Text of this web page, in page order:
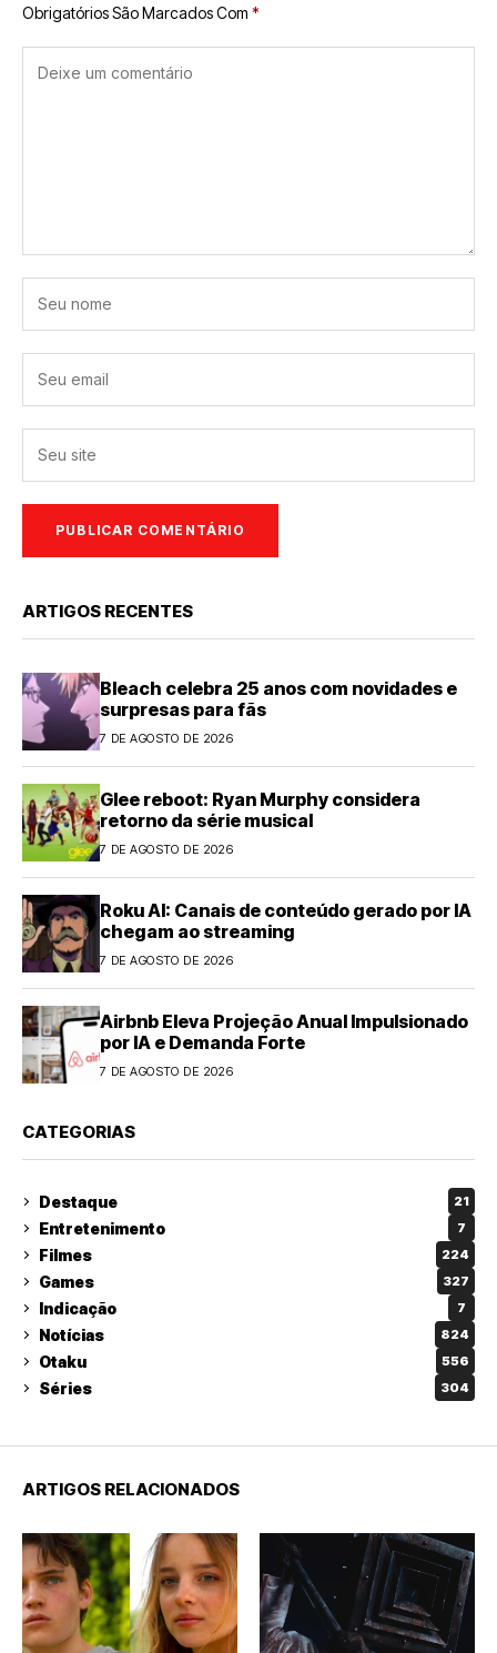
Obrigatórios São Marcados Com *
ARTIGOS RECENTES
Bleach celebra 25 anos com novidades e
surpresas para fãs
7 DE AGOSTO DE 2026
Glee reboot: Ryan Murphy considera
retorno da série musical
7 DE AGOSTO DE 2026
Roku AI: Canais de conteúdo gerado por IA
chegam ao streaming
7 DE AGOSTO DE 2026
Airbnb Eleva Projeção Anual Impulsionado
por IA e Demanda Forte
7 DE AGOSTO DE 2026
CATEGORIAS
Destaque 21
Entretenimento 7
Filmes 224
Games 327
Indicação 7
Notícias 824
Otaku 556
Séries 304
ARTIGOS RELACIONADOS